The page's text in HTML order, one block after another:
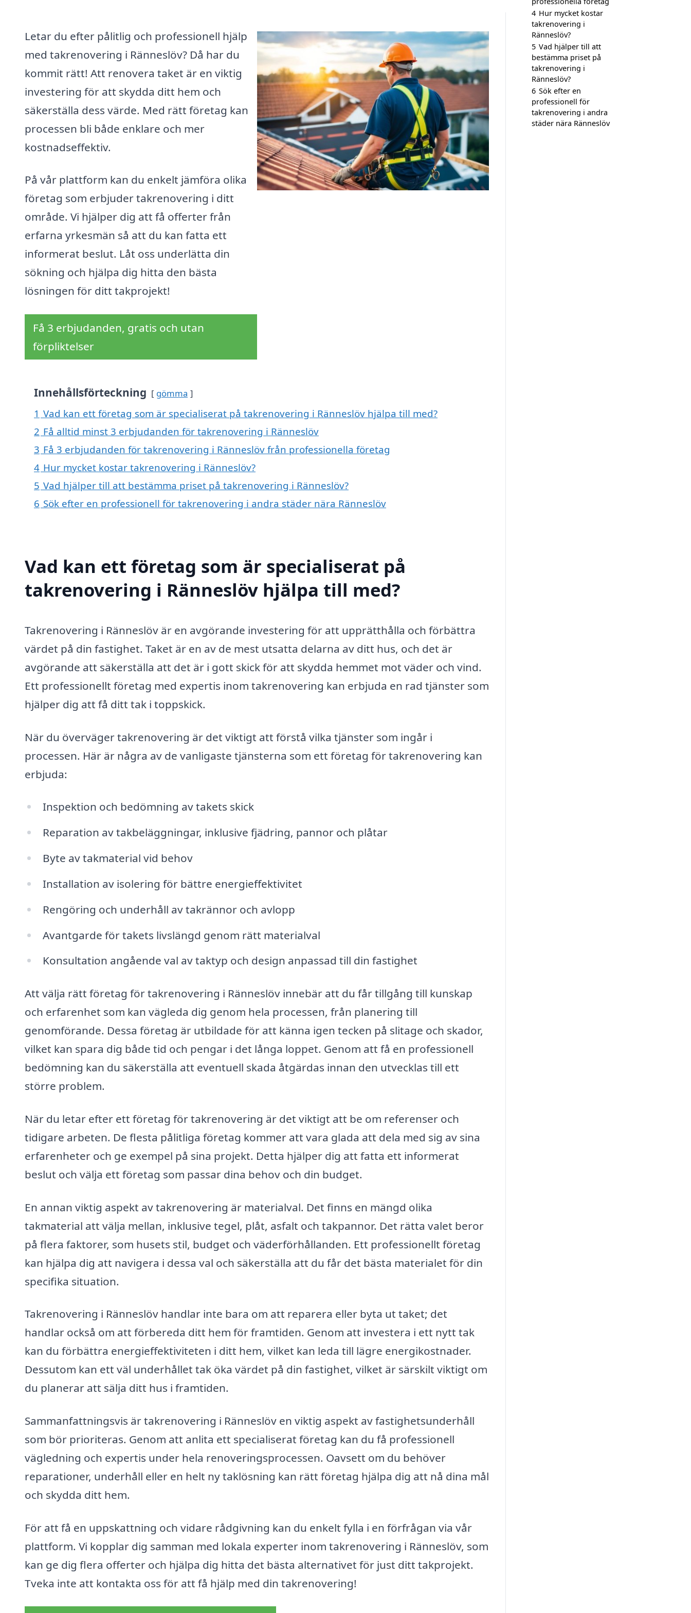
Letar du efter pålitlig och professionell hjälp
med takrenovering i Ränneslöv? Då har du
kommit rätt! Att renovera taket är en viktig
investering för att skydda ditt hem och
säkerställa dess värde. Med rätt företag kan
processen bli både enklare och mer
kostnadseffektiv.
På vår plattform kan du enkelt jämföra olika
företag som erbjuder takrenovering i ditt
område. Vi hjälper dig att få offerter från
erfarna yrkesmän så att du kan fatta ett
informerat beslut. Låt oss underlätta din
sökning och hjälpa dig hitta den bästa
lösningen för ditt takprojekt!
Få 3 erbjudanden, gratis och utan
förpliktelser
Innehållsförteckning gömma
1 Vad kan ett företag som är specialiserat på takrenovering i Ränneslöv hjälpa till med?
2 Få alltid minst 3 erbjudanden för takrenovering i Ränneslöv
3 Få 3 erbjudanden för takrenovering i Ränneslöv från professionella företag
4 Hur mycket kostar takrenovering i Ränneslöv?
5 Vad hjälper till att bestämma priset på takrenovering i Ränneslöv?
6 Sök efter en professionell för takrenovering i andra städer nära Ränneslöv
Vad kan ett företag som är specialiserat på
takrenovering i Ränneslöv hjälpa till med?
Takrenovering i Ränneslöv är en avgörande investering för att upprätthålla och förbättra
värdet på din fastighet. Taket är en av de mest utsatta delarna av ditt hus, och det är
avgörande att säkerställa att det är i gott skick för att skydda hemmet mot väder och vind.
Ett professionellt företag med expertis inom takrenovering kan erbjuda en rad tjänster som
hjälper dig att få ditt tak i toppskick.
När du överväger takrenovering är det viktigt att förstå vilka tjänster som ingår i
processen. Här är några av de vanligaste tjänsterna som ett företag för takrenovering kan
erbjuda:
Inspektion och bedömning av takets skick
Reparation av takbeläggningar, inklusive fjädring, pannor och plåtar
Byte av takmaterial vid behov
Installation av isolering för bättre energieffektivitet
Rengöring och underhåll av takrännor och avlopp
Avantgarde för takets livslängd genom rätt materialval
Konsultation angående val av taktyp och design anpassad till din fastighet
Att välja rätt företag för takrenovering i Ränneslöv innebär att du får tillgång till kunskap
och erfarenhet som kan vägleda dig genom hela processen, från planering till
genomförande. Dessa företag är utbildade för att känna igen tecken på slitage och skador,
vilket kan spara dig både tid och pengar i det långa loppet. Genom att få en professionell
bedömning kan du säkerställa att eventuell skada åtgärdas innan den utvecklas till ett
större problem.
När du letar efter ett företag för takrenovering är det viktigt att be om referenser och
tidigare arbeten. De flesta pålitliga företag kommer att vara glada att dela med sig av sina
erfarenheter och ge exempel på sina projekt. Detta hjälper dig att fatta ett informerat
beslut och välja ett företag som passar dina behov och din budget.
En annan viktig aspekt av takrenovering är materialval. Det finns en mängd olika
takmaterial att välja mellan, inklusive tegel, plåt, asfalt och takpannor. Det rätta valet beror
på flera faktorer, som husets stil, budget och väderförhållanden. Ett professionellt företag
kan hjälpa dig att navigera i dessa val och säkerställa att du får det bästa materialet för din
specifika situation.
Takrenovering i Ränneslöv handlar inte bara om att reparera eller byta ut taket; det
handlar också om att förbereda ditt hem för framtiden. Genom att investera i ett nytt tak
kan du förbättra energieffektiviteten i ditt hem, vilket kan leda till lägre energikostnader.
Dessutom kan ett väl underhållet tak öka värdet på din fastighet, vilket är särskilt viktigt om
du planerar att sälja ditt hus i framtiden.
Sammanfattningsvis är takrenovering i Ränneslöv en viktig aspekt av fastighetsunderhåll
som bör prioriteras. Genom att anlita ett specialiserat företag kan du få professionell
vägledning och expertis under hela renoveringsprocessen. Oavsett om du behöver
reparationer, underhåll eller en helt ny taklösning kan rätt företag hjälpa dig att nå dina mål
och skydda ditt hem.
För att få en uppskattning och vidare rådgivning kan du enkelt fylla i en förfrågan via vår
plattform. Vi kopplar dig samman med lokala experter inom takrenovering i Ränneslöv, som
kan ge dig flera offerter och hjälpa dig hitta det bästa alternativet för just ditt takprojekt.
Tveka inte att kontakta oss för att få hjälp med din takrenovering!
4 Hur mycket kostar
takrenovering i
Ränneslöv?
5 Vad hjälper till att
bestämma priset på
takrenovering i
Ränneslöv?
6 Sök efter en
professionell för
takrenovering i andra
städer nära Ränneslöv